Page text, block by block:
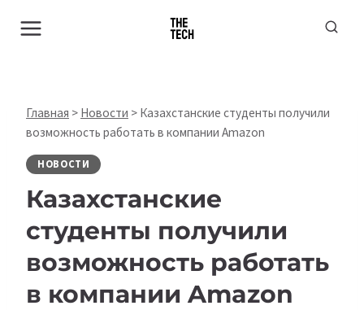
Главная > Новости > Казахстанские студенты получили
возможность работать в компании Amazon
НОВОСТИ
Казахстанские
студенты получили
возможность работать
в компании Amazon